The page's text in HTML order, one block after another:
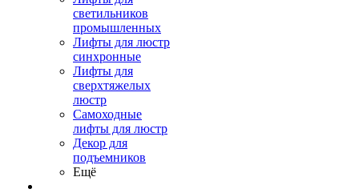
светильников
промышленных
Лифты для люстр
синхронные
Лифты для
сверхтяжелых
люстр
Самоходные
лифты для люстр
Декор для
подъемников
Ещё